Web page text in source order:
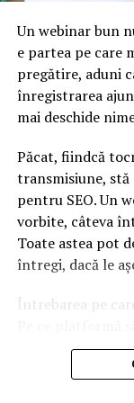
Un webinar bun
e partea pe care
pregătire, aduni
înregistrarea
mai deschide
Păcat, fiindcă
transmisiune, stă
pentru SEO. Un
vorbite, câteva
Toate astea pot
întregi, dacă le
Întrebarea pe
din Google, nu
scurt e că